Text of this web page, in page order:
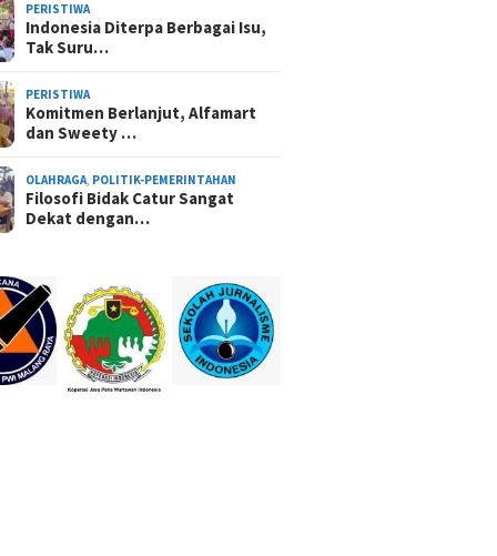
PERISTIWA
Indonesia Diterpa Berbagai Isu,
Tak Suru…
PERISTIWA
Komitmen Berlanjut, Alfamart
dan Sweety …
OLAHRAGA, POLITIK-PEMERINTAHAN
Filosofi Bidak Catur Sangat
Dekat dengan…